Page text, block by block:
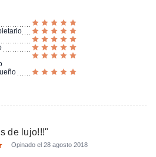
de lujo!!!"
Opinado el 28 agosto 2018